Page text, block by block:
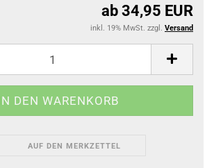
ab 34,95 EUR
inkl. 19% MwSt. zzgl. Versand
AUF DEN MERKZETTEL